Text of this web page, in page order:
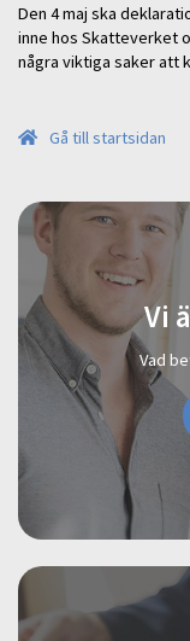
Den 4 maj ska
inne hos Skatteverket
några viktiga saker att
Gå till startsidan
Vi
Vad